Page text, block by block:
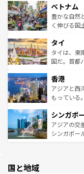
参照してほ
容にもいい
照してほし
き、地方に
できる。そ
まで、さま
リティに包
覧を参照し
ベトナム
豊かな自然
く伸びる国
急速な発展
ーチミン市
醸し出して
とつ。フォ
ひ現地で味
が旅行者を
参照してほ
タイ
タイは、東
国だ。首都
の活気が交
帯で自然と
いビーチで
激する。気
が待ってい
た文化、そ
香港
アジアと西
もっている
み、どこを
ており、効
うな絶景か
シンガポ
アジアの交
シンガポー
国と地域